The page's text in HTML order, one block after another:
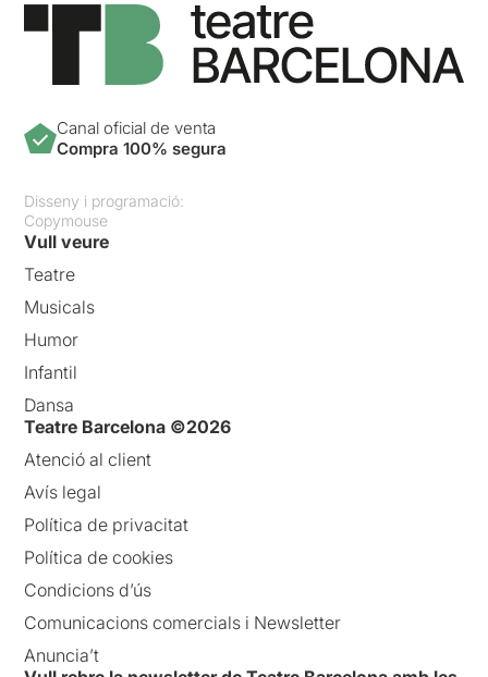
Canal oficial de venta
Compra 100% segura
Disseny i programació:
Copymouse
Vull veure
Teatre
Musicals
Humor
Infantil
Dansa
Teatre Barcelona ©2026
Atenció al client
Avís legal
Política de privacitat
Política de cookies
Condicions d’ús
Comunicacions comercials i Newsletter
Anuncia’t